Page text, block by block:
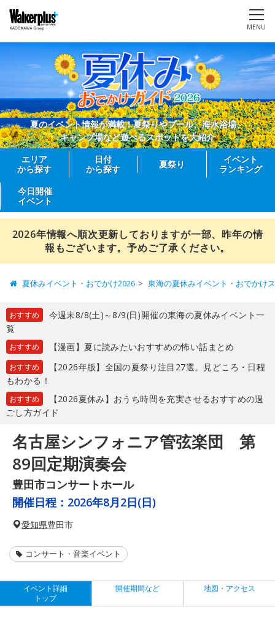
MENU
夏のイベント情報が満載！夏祭りやプール、海水浴場、
キャンプ場など遊べるスポットを大紹介
エリア
から探す
日付
から探す
夏祭り
イベント
ランキング
今日開催
イベント
2026年情報へ順次更新しておりますが一部、昨年の情
報もございます。予めご了承ください。
夏休みイベント・おでかけ2026 東海の夏休みイベント・おでかけ
おすすめ
今週末8/8(土)～8/9(日)開催の東海の夏休みイベント一
覧
おすすめ 【漫画】夏に読みたいおすすめの怖い話まとめ
おすすめ
【2026年版】全国の夏祭り注目27選。見どころ・日程
もわかる！
おすすめ
【2026夏休み】おうち時間を充実させるおすすめの過
ごし方ガイド
名古屋シンフォニア管弦楽団 第
89回定期演奏会
豊田市コンサートホール
開催日程： 2026年8月2日(日)
愛知県豊田市
コンサート・音楽イベント
イベント詳細
トップ
開催期間など 地図・アクセス